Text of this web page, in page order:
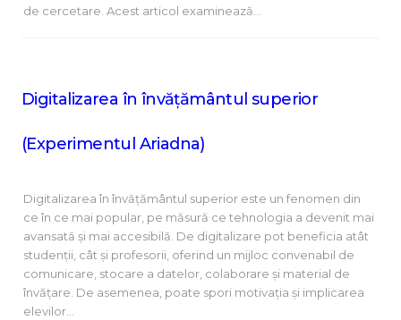
de cercetare. Acest articol examinează…
Digitalizarea în învățământul superior
(Experimentul Ariadna)
Digitalizarea în învățământul superior este un fenomen din
ce în ce mai popular, pe măsură ce tehnologia a devenit mai
avansată și mai accesibilă. De digitalizare pot beneficia atât
studenții, cât și profesorii, oferind un mijloc convenabil de
comunicare, stocare a datelor, colaborare și material de
învățare. De asemenea, poate spori motivația și implicarea
elevilor…